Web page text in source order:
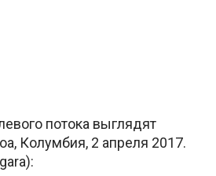
потока выглядят
Колумбия, 2 апреля 2017.